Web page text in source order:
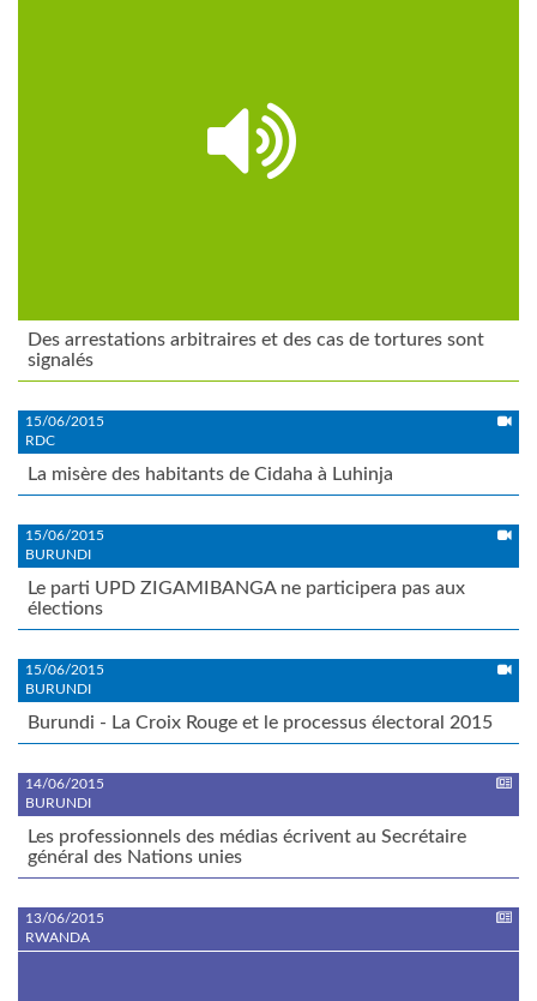
Des arrestations arbitraires et des cas de tortures sont
signalés
15/06/2015
RDC
La misère des habitants de Cidaha à Luhinja
15/06/2015
BURUNDI
Le parti UPD ZIGAMIBANGA ne participera pas aux
élections
15/06/2015
BURUNDI
Burundi - La Croix Rouge et le processus électoral 2015
14/06/2015
BURUNDI
Les professionnels des médias écrivent au Secrétaire
général des Nations unies
13/06/2015
RWANDA